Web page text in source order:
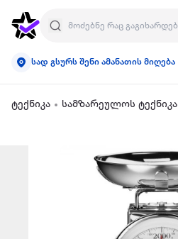
სად გსურს შენი ამანათის მიღება
ტექნიკა სამზარეულოს ტექნიკა